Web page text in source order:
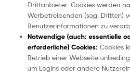
Drittanbieter-Cookies werden
Werbetreibenden (sog. Dritten)
Benutzerinformationen zu
Notwendige (auch: essentielle
erforderliche) Cookies: Cookies
Betrieb einer Webseite
um Logins oder andere